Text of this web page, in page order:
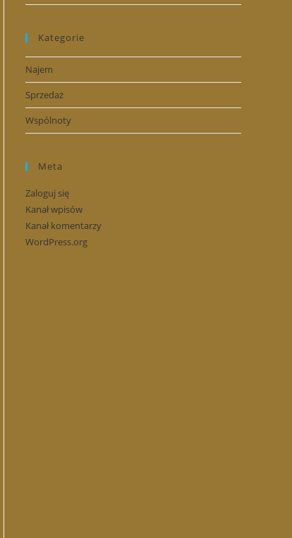
Kategorie
Najem
Sprzedaż
Wspólnoty
Meta
Zaloguj się
Kanał wpisów
Kanał komentarzy
WordPress.org